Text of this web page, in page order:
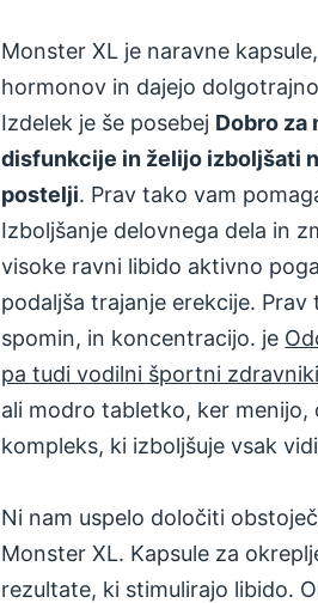
Monster XL je naravne
hormonov in dajejo
Izdelek je še posebej Dobro za
disfunkcije in želijo izboljšati
postelji. Prav tako vam
Izboljšanje delovnega dela in
visoke ravni libido aktivno
podaljša trajanje erekcije.
spomin, in koncentracijo. je
pa tudi vodilni športni zdravniki
ali modro tabletko, ker
kompleks, ki izboljšuje vsak
Ni nam uspelo določiti
Monster XL. Kapsule za
rezultate, ki stimulirajo libido.